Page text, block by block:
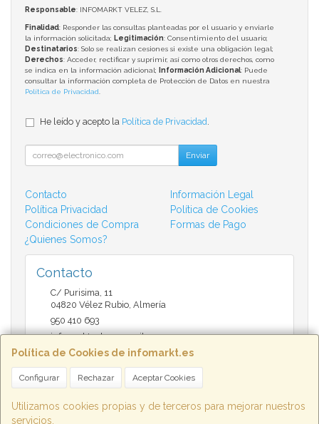
Política de Cookies de infomarkt.es
Configurar Rechazar Aceptar Cookies
Utilizamos cookies propias y de terceros para mejorar nuestros
servicios.
Responsable: INFOMARKT VELEZ, S.L.
Finalidad: Responder las consultas planteadas por el usuario y enviarle
la información solicitada; Legitimación: Consentimiento del usuario;
Destinatarios: Solo se realizan cesiones si existe una obligación legal;
Derechos: Acceder, rectificar y suprimir, así como otros derechos, como
se indica en la información adicional;
Información Adicional: Puede
consultar la información completa de Protección de Datos en nuestra
Política de Privacidad
He leído y acepto la Política de Privacidad
Enviar
Contacto
Información Legal
Política Privacidad
Política de Cookies
Condiciones de Compra
Formas de Pago
¿Quienes Somos?
Contacto
C/ Purisima, 11
04820 Vélez Rubio Almería
950 410 693
infomarktvelez@gmail.com
Horario
9:30 a 14:00 y de 17:00 a 20:30